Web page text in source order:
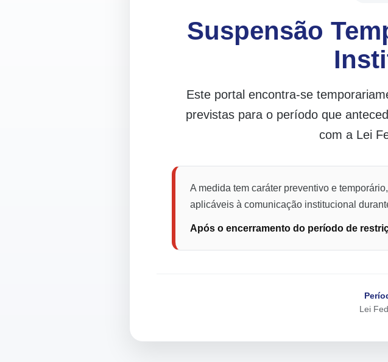
Suspensão
Este portal encontra-se
previstas para o período que
com a Lei
A medida tem caráter preventivo e
aplicáveis à comunicação institucional
Após o encerramento do período de
Lei